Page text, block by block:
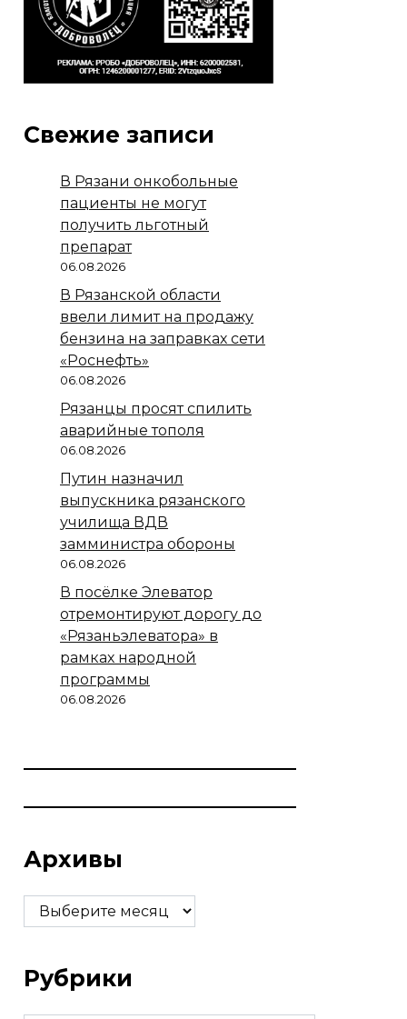
Свежие записи
В Рязани онкобольные
пациенты не могут
получить льготный
препарат
06.08.2026
В Рязанской области
ввели лимит на продажу
бензина на заправках сети
«Роснефть»
06.08.2026
Рязанцы просят спилить
аварийные тополя
06.08.2026
Путин назначил
выпускника рязанского
училища ВДВ
замминистра обороны
06.08.2026
В посёлке Элеватор
отремонтируют дорогу до
«Рязаньэлеватора» в
рамках народной
программы
06.08.2026
Архивы
Архивы
Рубрики